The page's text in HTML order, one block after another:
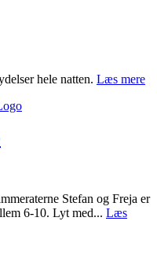
hele natten. Læs mere
Stefan og Freja er
6-10. Lyt med... Læs